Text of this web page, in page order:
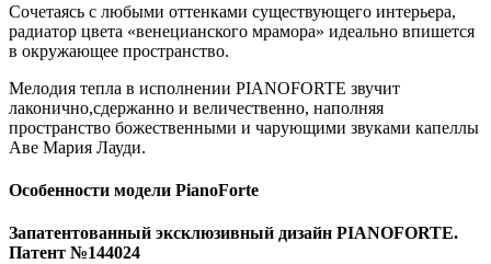
Сочетаясь с любыми оттенками существующего интерьера,
радиатор цвета «венецианского мрамора» идеально впишется
в окружающее пространство.
Мелодия тепла в исполнении PIANOFORTE звучит
лаконично,сдержанно и величественно, наполняя
пространство божественными и чарующими звуками капеллы
Аве Мария Лауди.
Особенности модели PianoForte
Запатентованный эксклюзивный дизайн PIANOFORTE.
Патент №144024